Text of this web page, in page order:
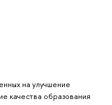
на улучшение
качества образования